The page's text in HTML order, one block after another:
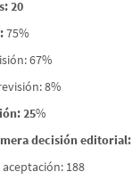
20
:75%
67%
8%
25%
decisión editorial:
188